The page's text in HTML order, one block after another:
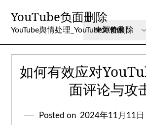
content
YouTube负面删除
YouTube舆情处理_YouTube评价删除
如何有效应对
面评论与攻
Posted on 2024年11月11日